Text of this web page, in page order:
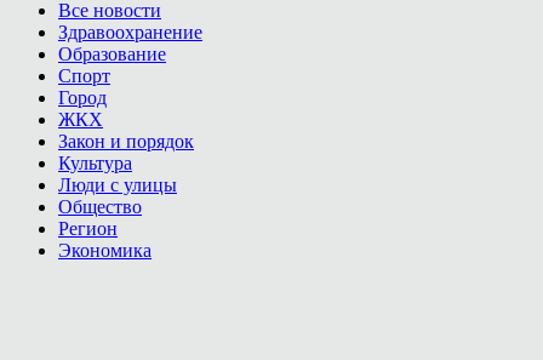
Все новости
Здравоохранение
Образование
Спорт
Город
ЖКХ
Закон и порядок
Культура
Люди с улицы
Общество
Регион
Экономика